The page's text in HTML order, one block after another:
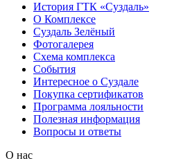
История ГТК «Суздаль»
О Комплексе
Суздаль Зелёный
Фотогалерея
Схема комплекса
Cобытия
Интересное о Суздале
Покупка сертификатов
Программа лояльности
Полезная информация
Вопросы и ответы
О нас